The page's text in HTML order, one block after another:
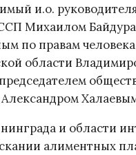
и.о.
Михаилом
по правам
области
и области
алиментных